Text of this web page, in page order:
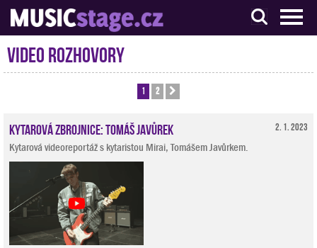
S muzikanty pro muzikanty
Video rozhovory
1 2
2. 1. 2023
Kytarová zbrojnice: Tomáš Javůrek
Kytarová videoreportáž s kytaristou Mirai, Tomášem Javůrkem.